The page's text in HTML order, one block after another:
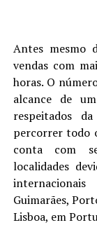
Antes mesmo
vendas com
horas. O
alcance de
respeitados
percorrer todo
conta com
localidades
Guimarães,
Lisboa, em